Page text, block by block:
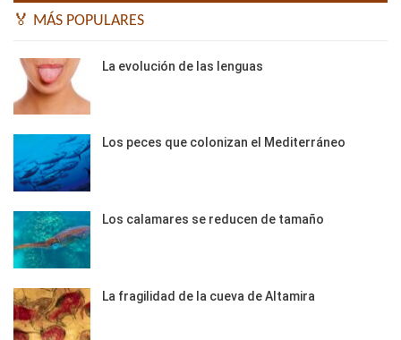
🏅 MÁS POPULARES
La evolución de las lenguas
Los peces que colonizan el Mediterráneo
Los calamares se reducen de tamaño
La fragilidad de la cueva de Altamira